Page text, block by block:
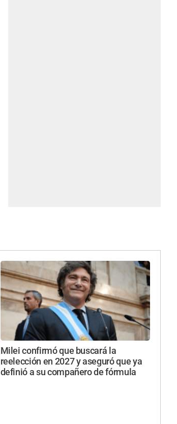
Milei confirmó que buscará la
reelección en 2027 y aseguró que ya
definió a su compañero de fórmula